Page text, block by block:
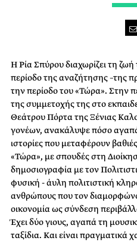
Η Ρία Σπύρου διαχωρίζει τη
περίοδο της αναζήτησης –της
την περίοδο του «Τώρα». Στην
της συμμετοχής της στο
Θεάτρου Πόρτα της Ξένιας
γονέων, ανακάλυψε πόσο
ιστορίες που μεταφέρουν
«Τώρα», με σπουδές στη
δημοσιογραφία με τον
φυσική - άυλη πολιτιστική
ανθρώπους που τον
οικονομία ως σύνδεση
Έχει δύο γιους, αγαπά τη
ταξίδια. Και είναι πραγματικά